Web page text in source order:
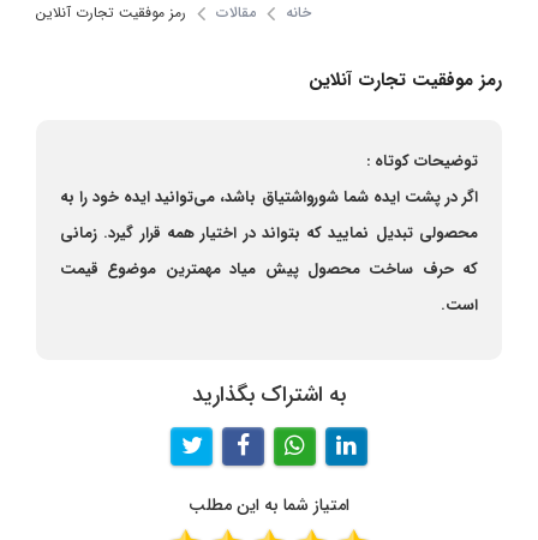
خانه مقالات رمز موفقیت تجارت آنلاین
رمز موفقیت تجارت آنلاین
توضیحات کوتاه :
اگر در پشت ایده شما شورواشتیاق باشد، می‌توانید ایده خود را به
محصولی تبدیل نمایید که بتواند در اختیار همه قرار گیرد. زمانی
که حرف ساخت محصول پیش میاد مهمترین موضوع قیمت
است.
به اشتراک بگذارید
امتیاز شما به این مطلب